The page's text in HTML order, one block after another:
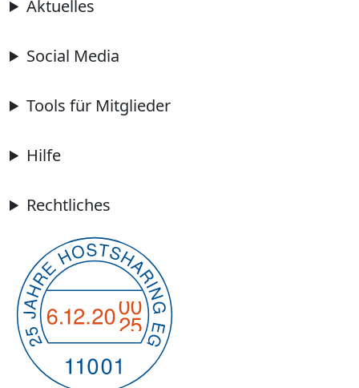
Aktuelles
Social Media
Tools für Mitglieder
Hilfe
Rechtliches